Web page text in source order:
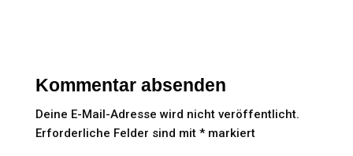
Kommentar absenden
Deine E-Mail-Adresse wird nicht veröffentlicht.
Erforderliche Felder sind mit *markiert